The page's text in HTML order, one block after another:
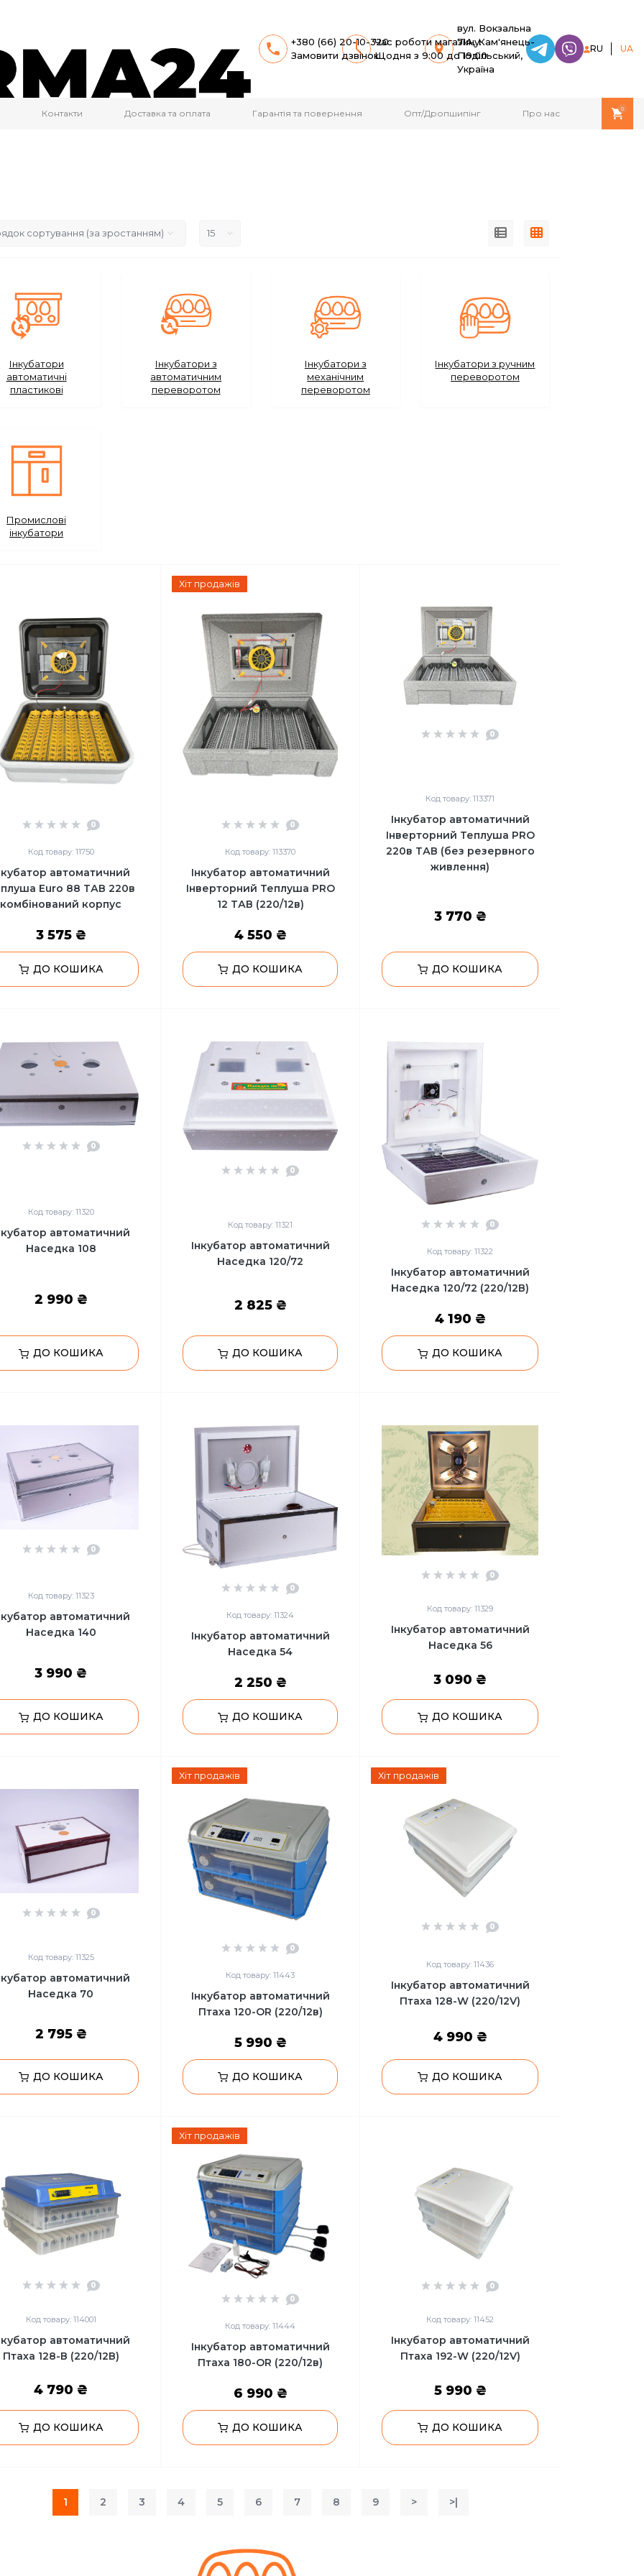
+380 (66) 20-10-320
Замовити дзвінок
Час роботи магазину:
Щодня з 9:00 до 19:00
вул. Вокзальна
71A, Кам'янець-
Подільський,
Україна
RU UA
Контакти Доставка та оплата Гарантія та повернення Опт/Дропшипінг Про нас 0
Інкубатори
автоматичні
пластикові
Інкубатори з
автоматичним
переворотом
Інкубатори з
механічним
переворотом
Інкубатори з ручним
переворотом
Промислові
інкубатори
0
Код товару: 11750
автоматичний
Euro 88 ТАВ 220в
комбінований корпус
3 575 ₴
ДО КОШИКА
Хіт продажів
0
Код товару: 113370
Інкубатор автоматичний
Інверторний Теплуша PRO
12 ТАВ (220/12в)
4 550 ₴
ДО КОШИКА
0
Код товару: 113371
Інкубатор автоматичний
Інверторний Теплуша PRO
220в ТАВ (без резервного
живлення)
3 770 ₴
ДО КОШИКА
0
Код товару: 11320
автоматичний
Наседка 108
2 990 ₴
ДО КОШИКА
0
Код товару: 11321
Інкубатор автоматичний
Наседка 120/72
2 825 ₴
ДО КОШИКА
0
Код товару: 11322
Інкубатор автоматичний
Наседка 120/72 (220/12В)
4 190 ₴
ДО КОШИКА
0
Код товару: 11323
автоматичний
Наседка 140
3 990 ₴
ДО КОШИКА
0
Код товару: 11324
Інкубатор автоматичний
Наседка 54
2 250 ₴
ДО КОШИКА
0
Код товару: 11329
Інкубатор автоматичний
Наседка 56
3 090 ₴
ДО КОШИКА
0
Код товару: 11325
автоматичний
Наседка 70
2 795 ₴
ДО КОШИКА
Хіт продажів
0
Код товару: 11443
Інкубатор автоматичний
Птаха 120-OR (220/12в)
5 990 ₴
ДО КОШИКА
Хіт продажів
0
Код товару: 11436
Інкубатор автоматичний
Птаха 128-W (220/12V)
4 990 ₴
ДО КОШИКА
0
Код товару: 114001
автоматичний
Птаха 128-В (220/12В)
4 790 ₴
ДО КОШИКА
Хіт продажів
0
Код товару: 11444
Інкубатор автоматичний
Птаха 180-OR (220/12в)
6 990 ₴
ДО КОШИКА
0
Код товару: 11452
Інкубатор автоматичний
Птаха 192-W (220/12V)
5 990 ₴
ДО КОШИКА
1 2 3 4 5 6 7 8 9 > >|